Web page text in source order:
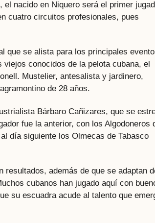
nacido en Niquero será el primer
cuatro circuitos profesionales, pues
que se alista para los principales
conocidos de la pelota cubana, el
Mustelier, antesalista y jardinero,
de 28 años.
Bárbaro Cañizares, que se
fue la anterior, con los Algodoneros
día siguiente los Olmecas de Tabasco
resultados, además de que se adaptan
cubanos han jugado aquí con
su escuadra acude al talento que